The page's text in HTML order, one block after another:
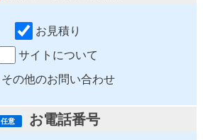
お見積り
サイトについて
その他のお問い合わせ
任意 お電話番号